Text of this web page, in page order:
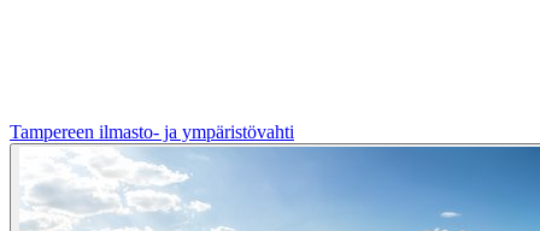
Tampereen ilmasto- ja ympäristövahti